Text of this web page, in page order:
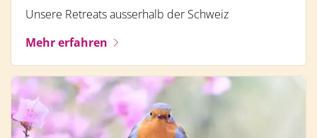
Unsere Retreats ausserhalb der Schweiz
Mehr erfahren